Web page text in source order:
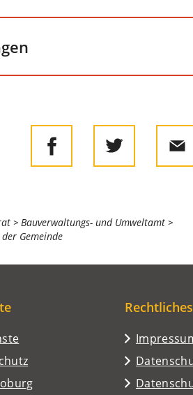
Bauverwaltungs- und Umweltamt
Gemeinde
Rechtliches